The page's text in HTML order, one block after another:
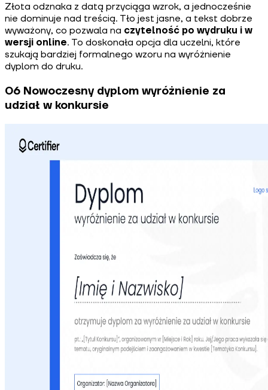
Złota odznaka z datą przyciąga wzrok, a jednocześnie
nie dominuje nad treścią. Tło jest jasne, a tekst dobrze
wyważony, co pozwala na czytelność po wydruku i w
wersji online. To doskonała opcja dla uczelni, które
szukają bardziej formalnego wzoru na wyróżnienie
dyplom do druku.
06 Nowoczesny dyplom wyróżnienie za
udział w konkursie